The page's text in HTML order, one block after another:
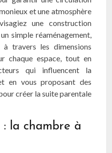
et une atmosphère
une construction
simple réaménagement,
travers les dimensions
chaque espace, tout en
qui influencent la
en vous proposant des
créer la suite parentale
: la chambre à